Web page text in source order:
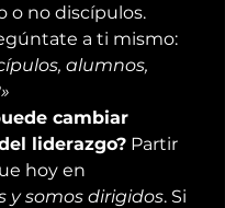
o no discípulos.
a ti mismo:
alumnos,
cambiar
liderazgo? Partir
hoy en
y somos dirigidos. Si